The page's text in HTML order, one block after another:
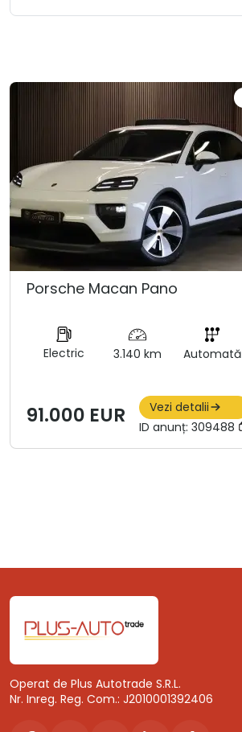
Porsche Macan Pano
Electric 3.140 km Automată
91.000 EUR
Vezi detalii
ID anunț: 309488
Operat de Plus Autotrade S.R.L.
Nr. Inreg. Reg. Com.: J2010001392406